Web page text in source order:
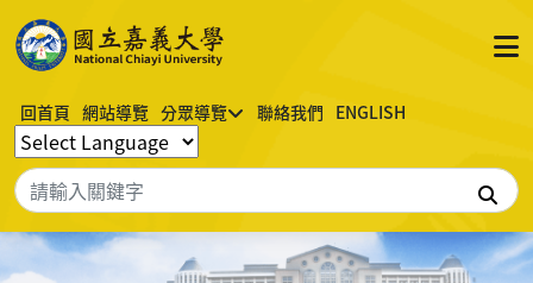
回首頁 網站導覽 分眾導覽 聯絡我們 ENGLISH
搜尋